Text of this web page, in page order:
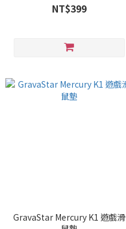
NT$399
GravaStar Mercury K1 遊戲滑